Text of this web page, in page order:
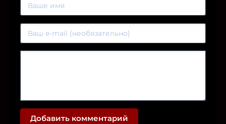
Добавить комментарий